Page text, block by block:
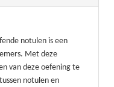
notulen is een
Met deze
van deze oefening te
notulen en